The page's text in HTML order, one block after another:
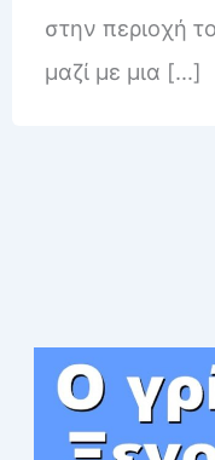
στην περιοχή
μαζί με μια […]